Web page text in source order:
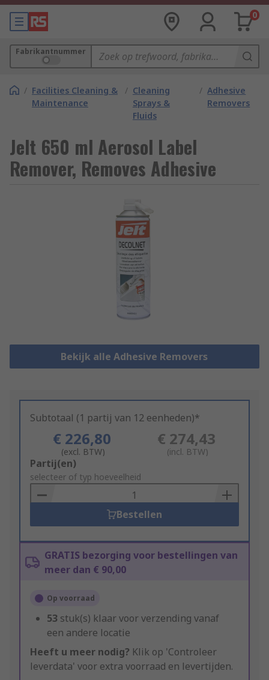
0
Fabrikantnummer
/ Facilities Cleaning &
Maintenance
/ Cleaning
Sprays &
Fluids
/ Adhesive
Removers
Jelt 650 ml Aerosol Label
Remover, Removes Adhesive
Bekijk alle Adhesive Removers
Subtotaal (1 partij van 12 eenheden)*
€ 226,80
(excl. BTW)
€ 274,43
(incl. BTW)
Add
to
Basket
Partij(en)
selecteer of typ hoeveelheid
Bestellen
GRATIS bezorging voor bestellingen van
meer dan € 90,00
Op voorraad
53 stuk(s) klaar voor verzending vanaf
een andere locatie
Heeft u meer nodig? Klik op 'Controleer
leverdata' voor extra voorraad en levertijden.